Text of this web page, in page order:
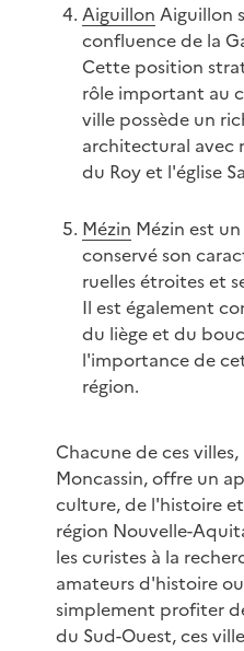
Aiguillon Aiguillon
confluence de la
Cette position
rôle important au
ville possède un
architectural avec
du Roy et l'église
Mézin Mézin est
conservé son
ruelles étroites et
Il est également
du liège et du
l'importance de
région.
Chacune de ces
Moncassin, offre un
culture, de l'histoire
région Nouvelle-
les curistes à la
amateurs d'histoire
simplement profiter
du Sud-Ouest, ces